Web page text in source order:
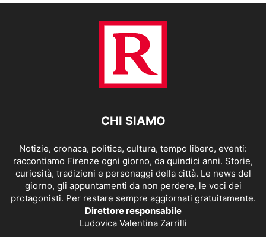
CHI SIAMO
Notizie, cronaca, politica, cultura, tempo libero, eventi:
raccontiamo Firenze ogni giorno, da quindici anni. Storie,
curiosità, tradizioni e personaggi della città. Le news del
giorno, gli appuntamenti da non perdere, le voci dei
protagonisti. Per restare sempre aggiornati gratuitamente.
Direttore responsabile
Ludovica Valentina Zarrilli